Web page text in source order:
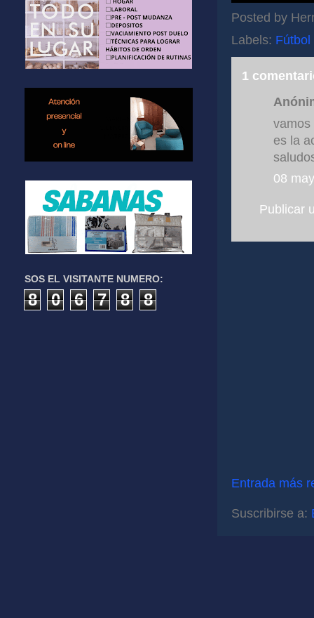
Posted by
Labels: Fútbol
1
vamos
es la
08
Publicar
Entrada más
Suscribirse a:
SOS EL VISITANTE NUMERO:
8 0 6 7 8 8